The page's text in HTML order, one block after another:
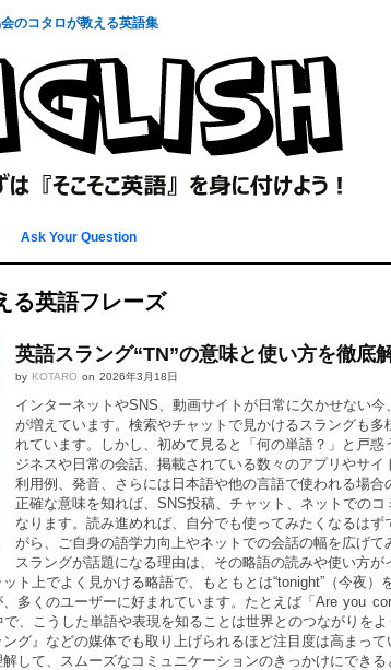
のコタロが教える英語集
Ask Your Question
る英語フレーズ
英語スラング“TN”の意味と使い方を徹底
by KOTARO on 2026年3月18日
インターネットやSNS、動画サイトが日常に欠かせない
が増えています。検索やチャットで見かけるスラングも多
れています。しかし、初めて見ると「何の単語？」と戸
ジネスや日常の会話、掲載されている数々のアプリやサイ
利用例、発音、さらには日本語や他の言語で使われる場合
正確な意味を知れば、SNS投稿、チャット、ネットでの
なります。読み進めれば、自分でも使ってみたくなるは
がら、ご自身の語学力向上やネットでの会話の幅を広げて
スラングが話題になる理由は、その略語の読みや使い方
ト上でよく見かける略語で、もともとは“tonight”（今夜
多くのユーザーに好まれています。たとえば「Are you
、こうした単語や表現を知ることは世界とのつながりを
グ』などの媒体でも取り上げられるほど注目度は高まっ
して、スムーズなコミュニケーションのきっかけにでき